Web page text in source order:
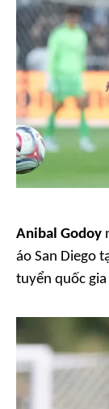
Anibal Godoy
áo San Diego
tuyển quốc gia